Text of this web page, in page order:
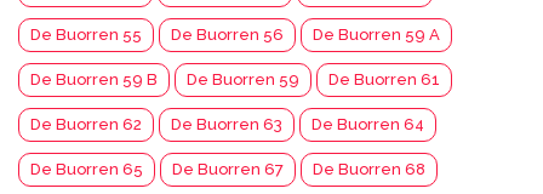
De Buorren 55 De Buorren 56 De Buorren 59 A
De Buorren 59 B De Buorren 59 De Buorren 61
De Buorren 62 De Buorren 63 De Buorren 64
De Buorren 65 De Buorren 67 De Buorren 68